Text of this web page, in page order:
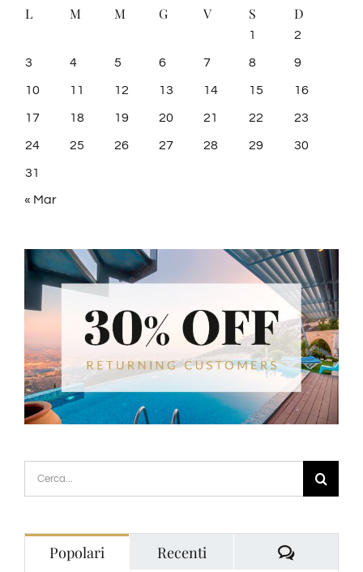
L M M G V S D
1 2
3 4 5 6 7 8 9
10 11 12 13 14 15 16
17 18 19 20 21 22 23
24 25 26 27 28 29 30
31
« Mar
Cerca
per:
Popolari Recenti Commenti